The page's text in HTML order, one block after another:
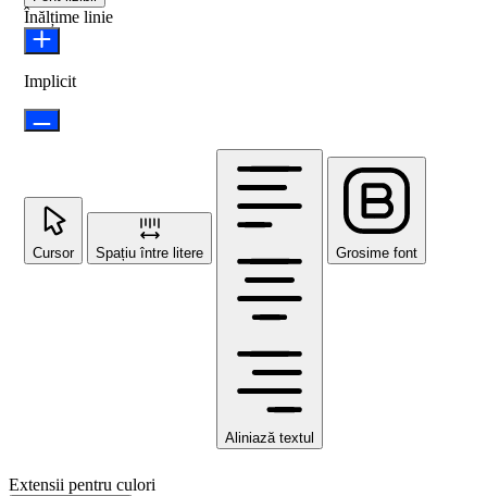
Înălțime linie
Implicit
Cursor Spațiu între litere
Aliniază textul
Grosime font
Extensii pentru culori